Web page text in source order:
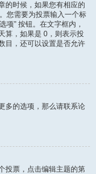
的时候，如果您有相应的
您需要为投票输入一个标
项” 按钮。在文字框内，
算，如果是 0，则表示投
目，还可以设置是否允许
多的选项，那么请联系论
投票，点击编辑主题的第